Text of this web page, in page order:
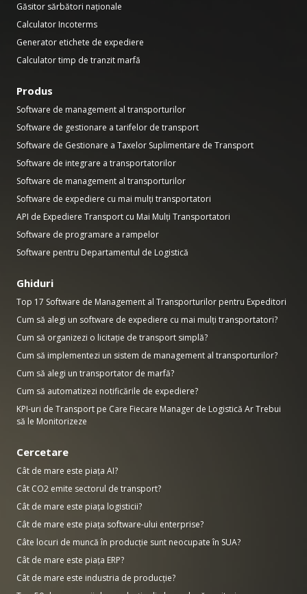
Găsitor sărbători naționale
Calculator Incoterms
Generator etichete de expediere
Calculator timp de tranzit marfă
Produs
Software de management al transporturilor
Software de gestionare a tarifelor de transport
Software de Gestionare a Taxelor Suplimentare de Transport
Software de integrare a transportatorilor
Software de management al transporturilor
Software de expediere cu mai mulți transportatori
API de Expediere Transport cu Mai Mulți Transportatori
Software de programare a rampelor
Software pentru Departamentul de Logistică
Ghiduri
Top 17 Software de Management al Transporturilor pentru Expeditori
Cum să alegi un software de expediere cu mai mulți transportatori?
Cum să organizezi o licitație de transport simplă?
Cum să implementezi un sistem de management al transporturilor?
Cum să alegi un transportator de marfă?
Cum să automatizezi notificările de expediere?
KPI-uri de Transport pe Care Fiecare Manager de Logistică Ar Trebui
să le Monitorizeze
Cercetare
Cât de mare este piața AI?
Cât CO2 emite sectorul de transport?
Cât de mare este piața logisticii?
Cât de mare este piața software-ului enterprise?
Câte locuri de muncă în producție sunt neocupate în SUA?
Cât de mare este piața ERP?
Cât de mare este industria de producție?